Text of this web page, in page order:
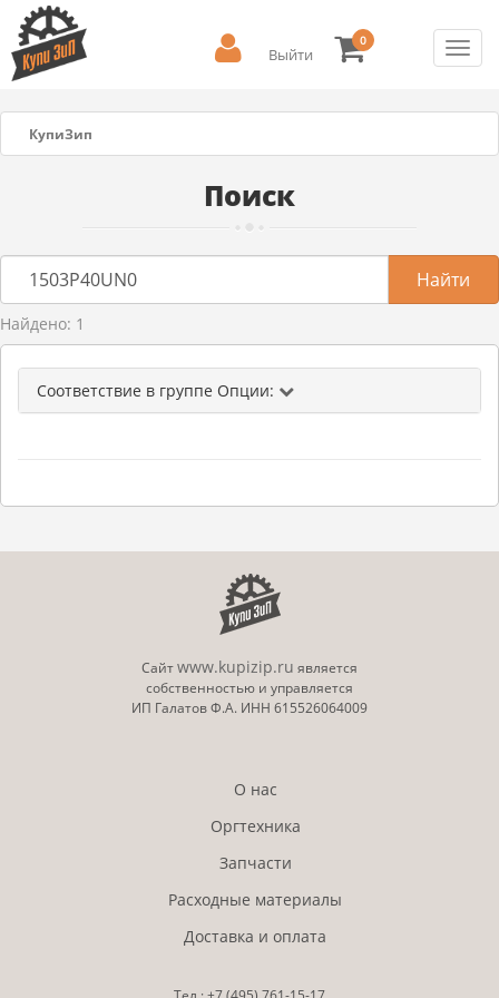
Выйти
0
КупиЗип
Поиск
Найдено: 1
Соответствие в группе Опции:
Сайтwww.kupizip.ru является
собственностью и управляется
ИП Галатов Ф.А. ИНН 615526064009
О нас
Оргтехника
Запчасти
Расходные материалы
Доставка и оплата